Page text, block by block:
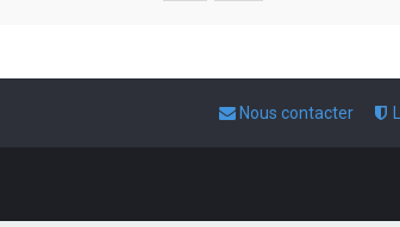
Nous contacter